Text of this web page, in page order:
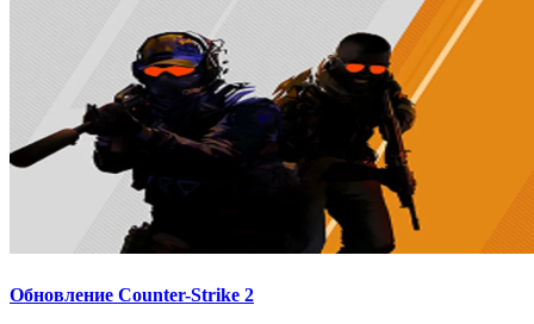
Обновление Counter-Strike 2